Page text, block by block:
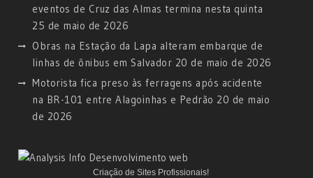
eventos de Cruz das Almas termina nesta quinta
25 de maio de 2026
Obras na Estação da Lapa alteram embarque de
linhas de ônibus em Salvador 20 de maio de 2026
Motorista fica preso às ferragens após acidente
na BR-101 entre Alagoinhas e Pedrão 20 de maio
de 2026
Criação de Sites Profissionais!